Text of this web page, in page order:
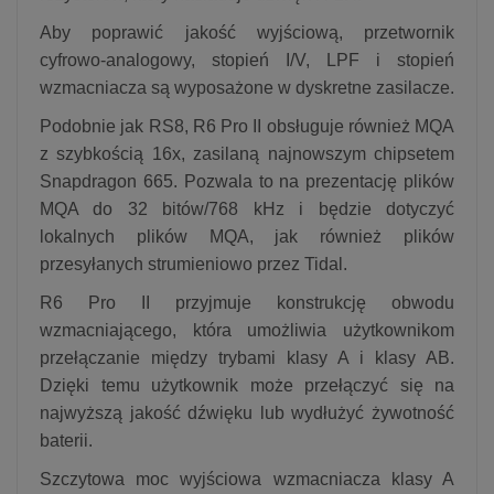
Aby poprawić jakość wyjściową, przetwornik
cyfrowo-analogowy, stopień I/V, LPF i stopień
wzmacniacza są wyposażone w dyskretne zasilacze.
Podobnie jak RS8, R6 Pro II obsługuje również MQA
z szybkością 16x, zasilaną najnowszym chipsetem
Snapdragon 665. Pozwala to na prezentację plików
MQA do 32 bitów/768 kHz i będzie dotyczyć
lokalnych plików MQA, jak również plików
przesyłanych strumieniowo przez Tidal.
R6 Pro II przyjmuje konstrukcję obwodu
wzmacniającego, która umożliwia użytkownikom
przełączanie między trybami klasy A i klasy AB.
Dzięki temu użytkownik może przełączyć się na
najwyższą jakość dźwięku lub wydłużyć żywotność
baterii.
Szczytowa moc wyjściowa wzmacniacza klasy A